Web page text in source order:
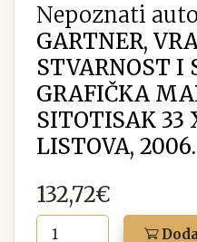
Nepoznati
GARTNER,
STVARNOST I
GRAFIČKA
SITOTISAK 33
LISTOVA, 2006.
132,72€